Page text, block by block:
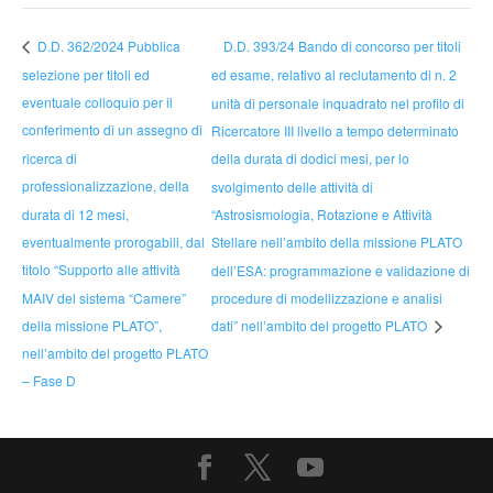
D.D. 362/2024 Pubblica
selezione per titoli ed
eventuale colloquio per il
conferimento di un assegno di
ricerca di
professionalizzazione, della
durata di 12 mesi,
eventualmente prorogabili, dal
titolo “Supporto alle attività
MAIV del sistema “Camere”
della missione PLATO”,
nell’ambito del progetto PLATO
– Fase D
D.D. 393/24 Bando di concorso per titoli
ed esame, relativo al reclutamento di n. 2
unità di personale inquadrato nel profilo di
Ricercatore III livello a tempo determinato
della durata di dodici mesi, per lo
svolgimento delle attività di
“Astrosismologia, Rotazione e Attività
Stellare nell’ambito della missione PLATO
dell’ESA: programmazione e validazione di
procedure di modellizzazione e analisi
dati” nell’ambito del progetto PLATO